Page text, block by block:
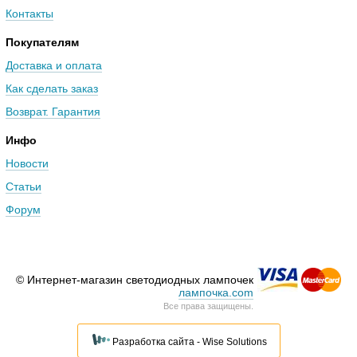
Контакты
Покупателям
Доставка и оплата
Как сделать заказ
Возврат. Гарантия
Инфо
Новости
Статьи
Форум
© Интернет-магазин светодиодных лампочек
лампочка.com
Все права защищены.
Разработка сайта - Wise Solutions